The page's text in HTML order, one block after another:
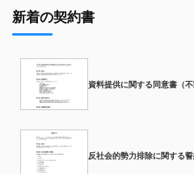
新着の契約書
資料提供に関する同意書（不
反社会的勢力排除に関する誓